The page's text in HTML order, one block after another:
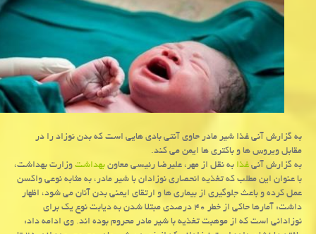
به گزارش آنی غذا شیر مادر حاوی آنتی بادی هایی است كه بدن نوزاد را در
مقابل ویروس ها و باكتری ها ایمن می كند.
به گزارش آنیغذابه نقل از مهر، علیرضا رئیسی معاونبهداشتوزارت بهداشت،
با عنوان این مطلب كه تغذیه انحصاری نوزادان با شیر مادر، به مثابه نوعی واكسن
عمل كرده و باعث جلوگیری از بیماری ها و ارتقای ایمنی بدن آنان می شود، اظهار
داشت: آمارها حاكی از خطر ۴۰ درصدی مبتلا شدن به دیابت نوع یك برای
نوزادانی است كه از موهبت تغذیه با شیر مادر محروم بوده اند. وی ادامه داد: